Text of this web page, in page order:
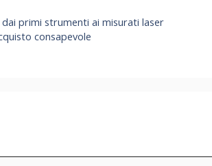
primi strumenti ai misurati laser
consapevole